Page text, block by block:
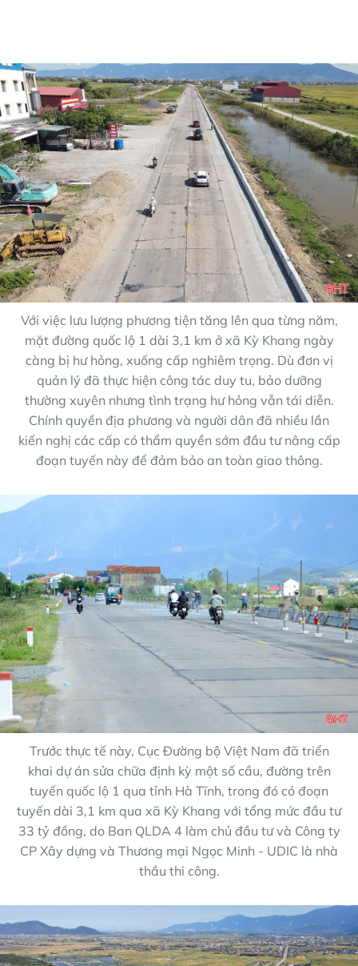
Với việc lưu lượng phương tiện tăng lên qua từng năm,
mặt đường quốc lộ 1 dài 3,1 km ở xã Kỳ Khang ngày
càng bị hư hỏng, xuống cấp nghiêm trọng. Dù đơn vị
quản lý đã thực hiện công tác duy tu, bảo dưỡng
thường xuyên nhưng tình trạng hư hỏng vẫn tái diễn.
Chính quyền địa phương và người dân đã nhiều lần
kiến nghị các cấp có thẩm quyền sớm đầu tư nâng cấp
đoạn tuyến này để đảm bảo an toàn giao thông.
Trước thực tế này, Cục Đường bộ Việt Nam đã triển
khai dự án sửa chữa định kỳ một số cầu, đường trên
tuyến quốc lộ 1 qua tỉnh Hà Tĩnh, trong đó có đoạn
tuyến dài 3,1 km qua xã Kỳ Khang với tổng mức đầu tư
33 tỷ đồng, do Ban QLDA 4 làm chủ đầu tư và Công ty
CP Xây dựng và Thương mại Ngọc Minh - UDIC là nhà
thầu thi công.